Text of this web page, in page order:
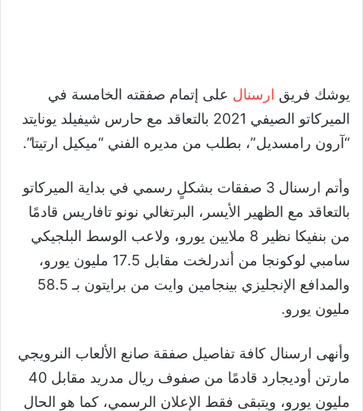
يوشك فريق ارسنال على إتمام صفقته الخامسة في
الميركاتو الصيفي 2021 بالتعاقد مع حارس شيفيلد يونايتد
“آرون رامسديل”، بطلب من مديره الفني “ميكيل ارتيتا”.
وأتم ارسنال 3 صفقات بشكلٍ رسمي في بداية الميركاتو
بالتعاقد مع الظهير الأيسر، البرتغالي نونو تافاريس قادمًا
من بنفيكا نظير 8 ملايين يورو، ولاعب الوسط البلجيكي
سامبي لوكونجا من أندرلخت مقابل 17.5 مليون يورو،
والمدافع الإنجليزي بينجامين وايت من برايتون بـ 58.5
مليون يورو.
وأنهى ارسنال كافة تفاصيل صفقة صانع الألعاب النرويجي
مارتن أوديجارد قادمًا من صفوف ريال مدريد مقابل 40
مليون يورو، ويتبقى فقط الإعلان الرسمي، كما هو الحال